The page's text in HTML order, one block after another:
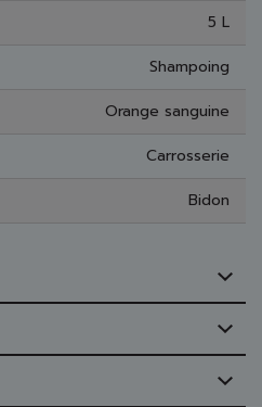
5 L
Shampoing
Orange sanguine
Carrosserie
Bidon